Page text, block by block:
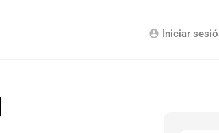
account_circle Iniciar